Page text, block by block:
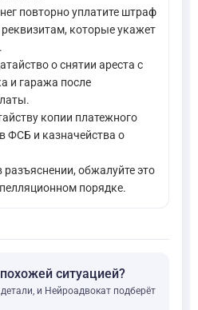
повторно уплатите штраф
которые укажет
о снятии ареста с
и гаража после
копии платежного
ФСБ и казначейства о
разъяснении, обжалуйте это
порядке.
ситуацией?
и Нейроадвокат подберёт